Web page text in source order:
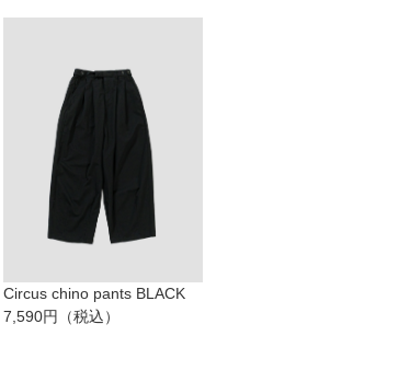
Circus chino pants BLACK
7,590円（税込）